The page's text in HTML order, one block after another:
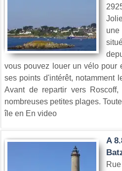
vous pouvez louer un vélo pour
ses points d'intérêt, notamment
Avant de repartir vers
nombreuses petites plages.
île en En video
A